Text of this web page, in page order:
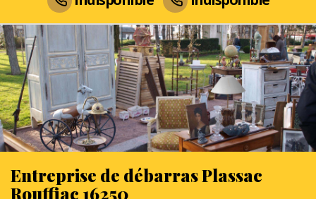
Entreprise de débarras Plassac
Rouffiac 16250